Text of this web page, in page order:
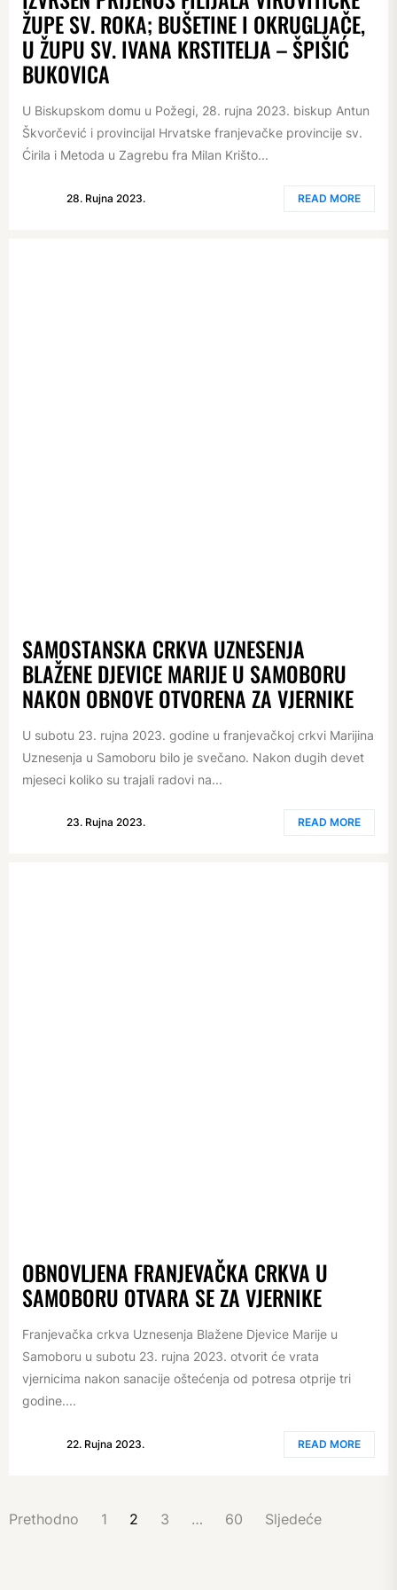
ŽUPE SV. ROKA; BUŠETINE I OKRUGLJAČE,
U ŽUPU SV. IVANA KRSTITELJA – ŠPIŠIĆ
BUKOVICA
U Biskupskom domu u Požegi, 28. rujna 2023. biskup Antun
Škvorčević i provincijal Hrvatske franjevačke provincije sv.
Ćirila i Metoda u Zagrebu fra Milan Krišto...
28. Rujna 2023. READ MORE
SAMOSTANSKA CRKVA UZNESENJA
BLAŽENE DJEVICE MARIJE U SAMOBORU
NAKON OBNOVE OTVORENA ZA VJERNIKE
U subotu 23. rujna 2023. godine u franjevačkoj crkvi Marijina
Uznesenja u Samoboru bilo je svečano. Nakon dugih devet
mjeseci koliko su trajali radovi na...
23. Rujna 2023. READ MORE
OBNOVLJENA FRANJEVAČKA CRKVA U
SAMOBORU OTVARA SE ZA VJERNIKE
Franjevačka crkva Uznesenja Blažene Djevice Marije u
Samoboru u subotu 23. rujna 2023. otvorit će vrata
vjernicima nakon sanacije oštećenja od potresa otprije tri
godine....
22. Rujna 2023. READ MORE
BROJEVI
Prethodno 1 2 3 … 60 Sljedeće